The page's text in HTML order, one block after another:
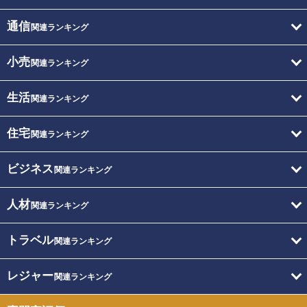
通信関連ランキング
小売関連ランキング
生活関連ランキング
住宅関連ランキング
ビジネス 関連ランキング
人材関連ランキング
トラベル関連ランキング
レジャー関連ランキング